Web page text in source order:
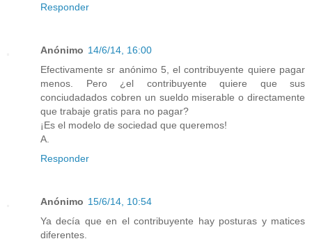
Responder
Anónimo 14/6/14, 16:00
Efectivamente sr anónimo 5, el contribuyente quiere pagar
menos. Pero ¿el contribuyente quiere que sus
conciudadados cobren un sueldo miserable o directamente
que trabaje gratis para no pagar?
¡Es el modelo de sociedad que queremos!
A.
Responder
Anónimo 15/6/14, 10:54
Ya decía que en el contribuyente hay posturas y matices
diferentes.